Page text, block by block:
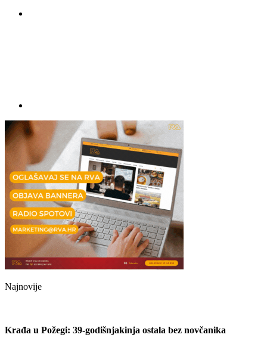
Najnovije
Krađa u Požegi: 39-godišnjakinja ostala bez novčanika